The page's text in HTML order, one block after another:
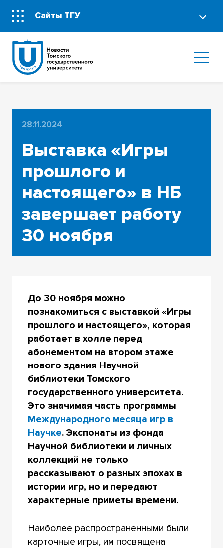
Сайты ТГУ
28.11.2024
Выставка «Игры
прошлого и
настоящего» в НБ
завершает работу
30 ноября
До 30 ноября можно
познакомиться с выставкой «Игры
прошлого и настоящего», которая
работает в холле перед
абонементом на втором этаже
нового здания Научной
библиотеки Томского
государственного университета.
Это значимая часть программы
Международного месяца игр в
Научке. Экспонаты из фонда
Научной библиотеки и личных
коллекций не только
рассказывают о разных эпохах в
истории игр, но и передают
характерные приметы времени.
Наиболее распространенными были
карточные игры, им посвящена